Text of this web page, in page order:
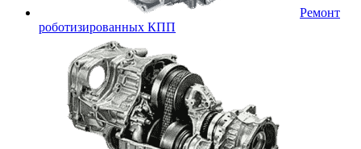
Ремонт
роботизированных КПП